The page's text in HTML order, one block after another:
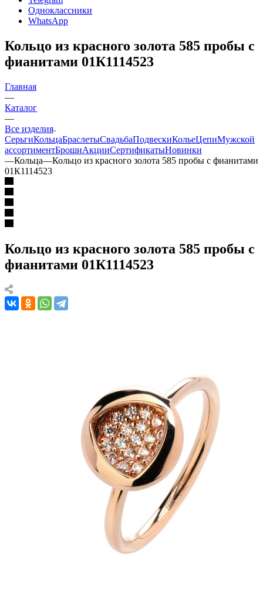
Одноклассники
WhatsApp
Кольцо из красного золота 585 пробы с
фианитами 01К1114523
Главная
—
Каталог
—
Все изделия
СерьгиКольцаБраслетыСвадьбаПодвескиКольеЦепиМужской
ассортиментБрошиАкцииСертификатыНовинки
—Кольца—Кольцо из красного золота 585 пробы с фианитами
01К1114523
Кольцо из красного золота 585 пробы с
фианитами 01К1114523